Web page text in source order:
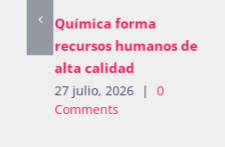
Química forma
recursos humanos de
alta calidad
27 julio, 2026 | 0
Comments